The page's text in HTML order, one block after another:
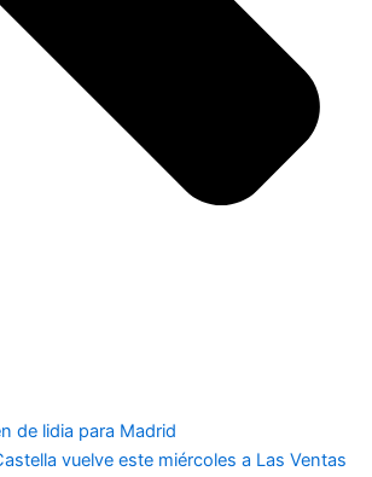
de lidia para Madrid
vuelve este miércoles a Las Ventas